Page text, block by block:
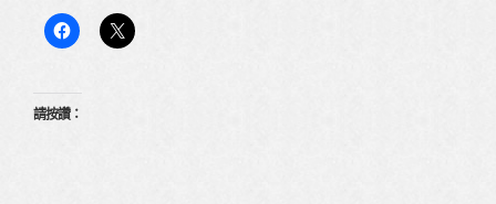
請按讚：